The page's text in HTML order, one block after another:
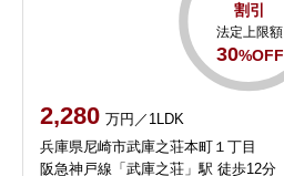
割引
法定上限額
30%OFF
2,280 万円／1LDK
兵庫県尼崎市武庫之荘本町１丁目
阪急神戸線「武庫之荘」駅 徒歩12分